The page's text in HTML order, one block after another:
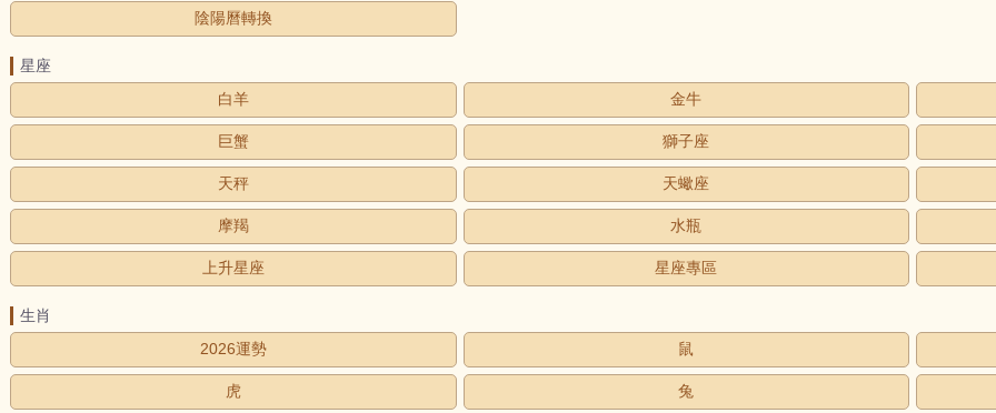
陰陽曆轉換
星座
白羊
金牛
巨蟹 獅子座
天秤 天蠍座
摩羯 水瓶
上升星座 星座專區
生肖
2026運勢
鼠
虎 兔